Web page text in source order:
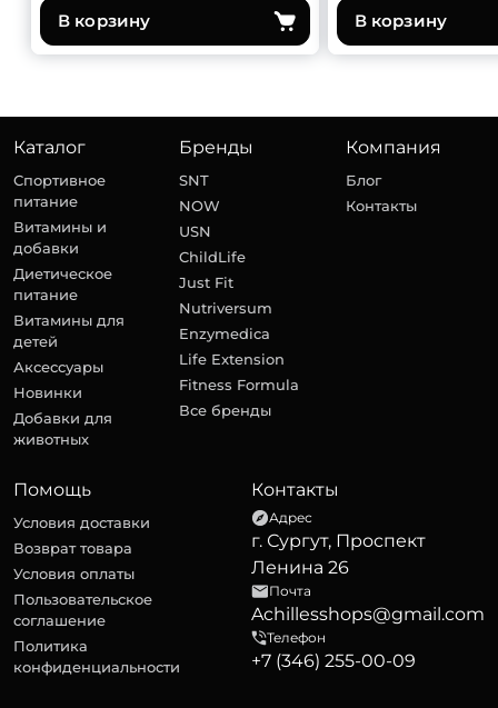
В корзину В корзину
Каталог
Спортивное
питание
Витамины и
добавки
Диетическое
питание
Витамины для
детей
Аксессуары
Новинки
Добавки для
животных
Бренды
SNT
NOW
USN
ChildLife
Just Fit
Nutriversum
Enzymedica
Life Extension
Fitness Formula
Все бренды
Компания
Блог
Контакты
Помощь
Условия доставки
Возврат товара
Условия оплаты
Пользовательское
соглашение
Политика
конфиденциальности
Контакты
Адрес
г. Сургут, Проспект
Ленина 26
Почта
Achillesshops@gmail.com
Телефон
+7 (346) 255-00-09